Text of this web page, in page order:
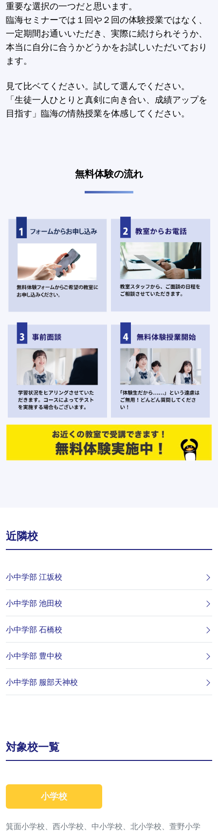
重要な選択の一つだと思います。
臨海セミナーでは１回や２回の体験授業ではなく、
一定期間お通いいただき、実際に続けられそうか、
本当に自分に合うかどうかをお試しいただいており
ます。
見て比ベてください。試して選んでください。
「生徒一人ひとりと真剣に向き合い、成績アップを
目指す」臨海の情熱授業を体感してください。
無料体験の流れ
近隣校
小中学部 江坂校
小中学部 池田校
小中学部 石橋校
小中学部 豊中校
小中学部 服部天神校
対象校一覧
小学校
箕面小学校、西小学校、中小学校、北小学校、萱野小学